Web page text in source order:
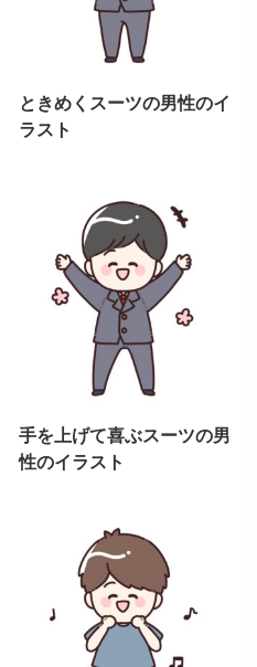
ときめくスーツの男性のイ
ラスト
手を上げて喜ぶスーツの男
性のイラスト